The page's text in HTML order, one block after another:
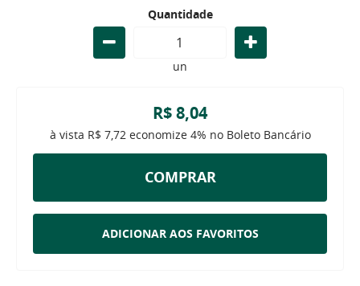
Quantidade
un
R$ 8,04
à vista R$ 7,72economize 4% no Boleto Bancário
COMPRAR
ADICIONAR AOS FAVORITOS